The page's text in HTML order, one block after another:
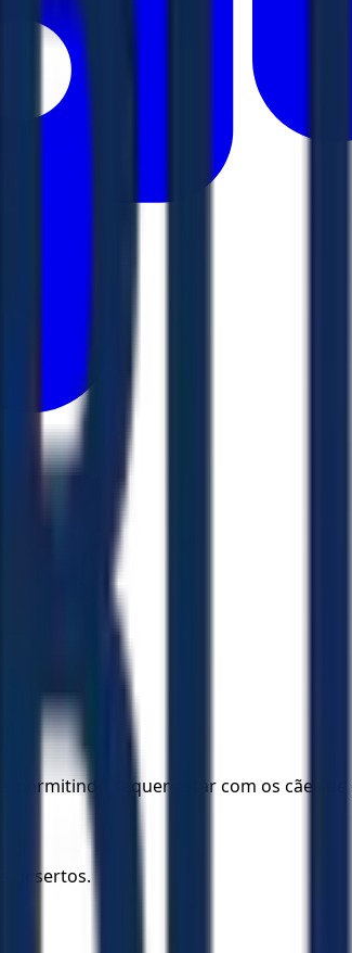
permitindo sequer estar com os cães de
desertos.